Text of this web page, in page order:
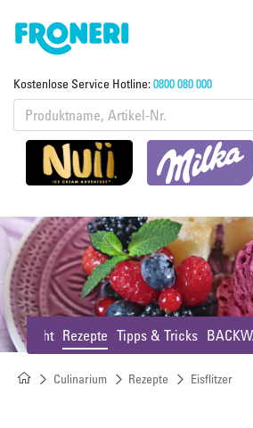
Kostenlose Service Hotline:0800 080 000
[Culinarium]
Rezepte Tipps & Tricks
Culinarium Rezepte Eisflitzer